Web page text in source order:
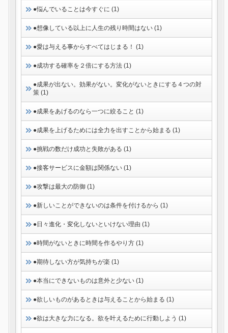
●悩んでいることは今すぐに (1)
●想像している以上に人生の残り時間はない (1)
●愛は与える事からすべてはじまる！ (1)
●成功する確率を２倍にする方法 (1)
●成果が出ない。効果がない。変化がないときにする４つの対
策 (1)
●成果をあげるのなら一つに絞ること (1)
●成果を上げるためには全力を出すことから始まる (1)
●挑戦の数だけ成功と失敗がある (1)
●接客サービスに金額は関係ない (1)
●攻撃は最大の防御 (1)
●新しいことができないのは条件を付けるから (1)
●日々進化・変化しないといけない理由 (1)
●時間がないときに時間を作るやり方 (1)
●期待しない方が気持ちが楽 (1)
●本当にできないものは意外と少ない (1)
●欲しいものがあるときは与えることから始まる (1)
●欲は大きな力になる。欲を叶えるために行動しよう (1)